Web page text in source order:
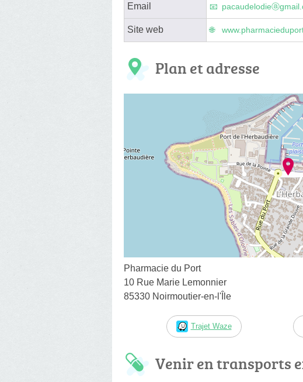
Email
Site web
Plan et adresse
Pharmacie du Port
10 Rue Marie Lemonnier
85330 Noirmoutier-en-l'Île
Trajet Waze
Venir en transports